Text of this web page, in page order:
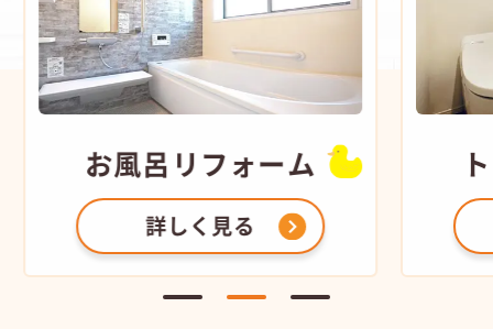
お風呂 リフォーム
詳しく見る